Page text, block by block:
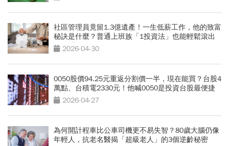
社區管理員竟留1.3億遺產！一生低薪工作，他的致富
秘訣是什麼？普通上班族「1投資法」也能輕鬆滾出
4800萬
2026-04-30
0050股價94.25元重返分割價一半，現在能買？台股4
萬點、台積電2330元！他喊0050是投資台股最便捷
列車2026-04-27
為何開計程車比公車司機更不易失智？80歲大腦仍像
年輕人，抗老名醫揭「超級老人」的3個逆齡秘密